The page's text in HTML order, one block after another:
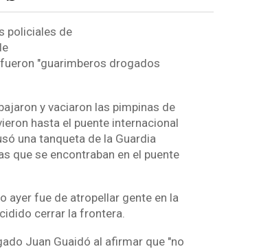
policiales de
"guarimberos drogados
y vaciaron las pimpinas de
hasta el puente internacional
una tanqueta de la Guardia
que se encontraban en el puente
ayer fue de atropellar gente en la
cerrar la frontera.
Juan Guaidó al afirmar que "no